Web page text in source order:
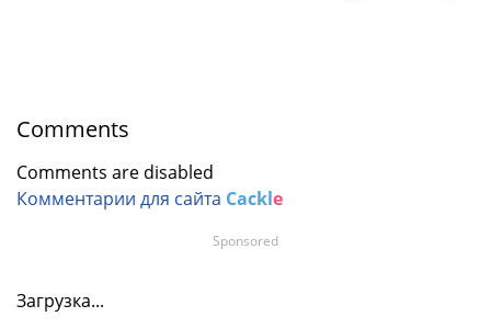
Comments
Comments are disabled
Комментарии для сайта Cackle
Загрузка...
Sponsored